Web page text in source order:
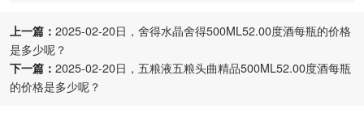
上一篇： 2025-02-20日，舍得水晶舍得500ML52.00度酒每瓶的价格
是多少呢？
下一篇： 2025-02-20日，五粮液五粮头曲精品500ML52.00度酒每瓶
的价格是多少呢？